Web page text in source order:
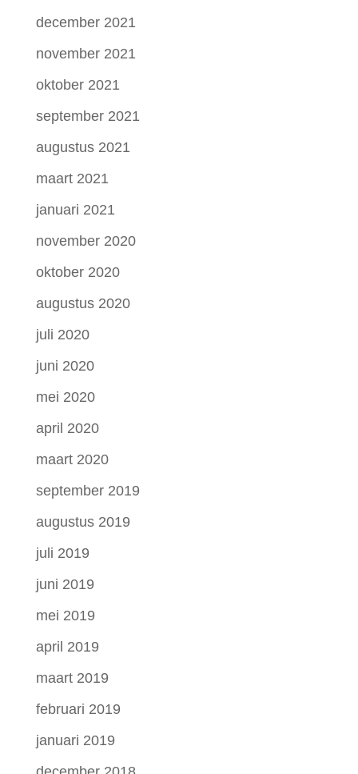
december 2021
november 2021
oktober 2021
september 2021
augustus 2021
maart 2021
januari 2021
november 2020
oktober 2020
augustus 2020
juli 2020
juni 2020
mei 2020
april 2020
maart 2020
september 2019
augustus 2019
juli 2019
juni 2019
mei 2019
april 2019
maart 2019
februari 2019
januari 2019